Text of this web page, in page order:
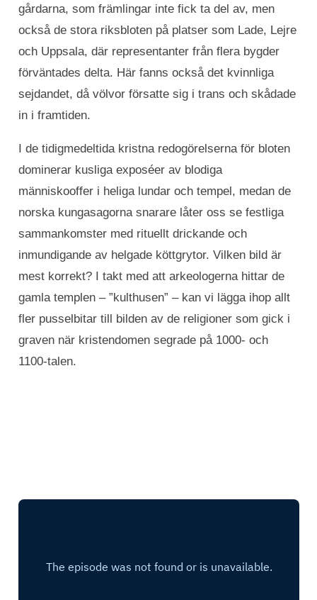
gårdarna, som främlingar inte fick ta del av, men
också de stora riksbloten på platser som Lade, Lejre
och Uppsala, där representanter från flera bygder
förväntades delta. Här fanns också det kvinnliga
sejdandet, då völvor försatte sig i trans och skådade
in i framtiden.
I de tidigmedeltida kristna redogörelserna för bloten
dominerar kusliga exposéer av blodiga
människooffer i heliga lundar och tempel, medan de
norska kungasagorna snarare låter oss se festliga
sammankomster med rituellt drickande och
inmundigande av helgade köttgrytor. Vilken bild är
mest korrekt? I takt med att arkeologerna hittar de
gamla templen – ”kulthusen” – kan vi lägga ihop allt
fler pusselbitar till bilden av de religioner som gick i
graven när kristendomen segrade på 1000- och
1100-talen.